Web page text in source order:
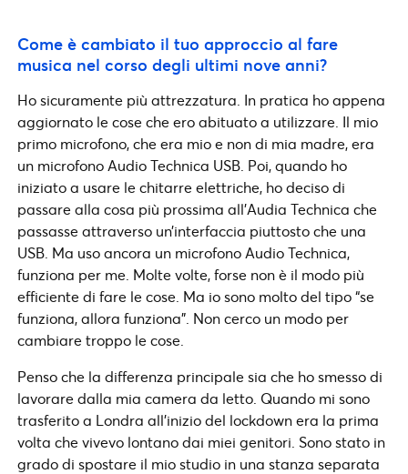
Come è cambiato il tuo approccio al fare
musica nel corso degli ultimi nove anni?
Ho sicuramente più attrezzatura. In pratica ho appena
aggiornato le cose che ero abituato a utilizzare. Il mio
primo microfono, che era mio e non di mia madre, era
un microfono Audio Technica USB. Poi, quando ho
iniziato a usare le chitarre elettriche, ho deciso di
passare alla cosa più prossima all’Audia Technica che
passasse attraverso un’interfaccia piuttosto che una
USB. Ma uso ancora un microfono Audio Technica,
funziona per me. Molte volte, forse non è il modo più
efficiente di fare le cose. Ma io sono molto del tipo “se
funziona, allora funziona”. Non cerco un modo per
cambiare troppo le cose.
Penso che la differenza principale sia che ho smesso di
lavorare dalla mia camera da letto. Quando mi sono
trasferito a Londra all’inizio del lockdown era la prima
volta che vivevo lontano dai miei genitori. Sono stato in
grado di spostare il mio studio in una stanza separata